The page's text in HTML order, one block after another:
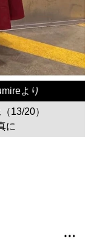
より
13/20）
に